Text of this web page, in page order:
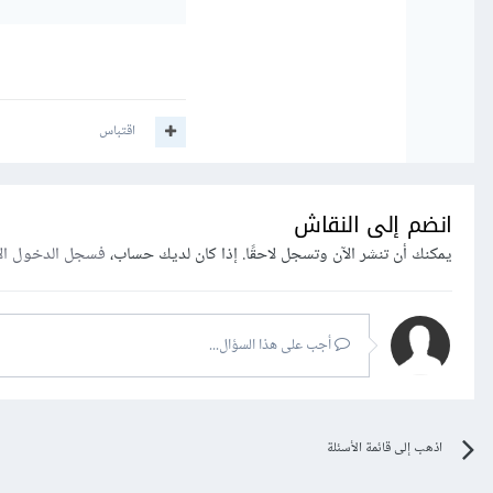
اقتباس
انضم إلى النقاش
يمكنك أن تنشر الآن وتسجل لاحقًا. إذا كان لديك حساب،فسجل الدخول
أجب على هذا السؤال...
اذهب إلى قائمة الأسئلة